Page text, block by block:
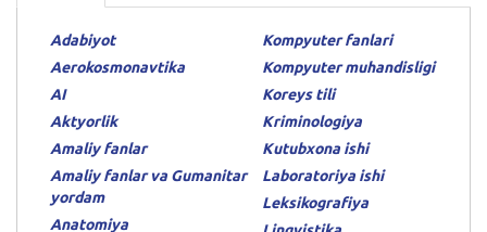
Adabiyot
Aerokosmonavtika
AI
Aktyorlik
Amaliy fanlar
Amaliy fanlar va Gumanitar
yordam
Anatomiya
Kompyuter fanlari
Kompyuter muhandisligi
Koreys tili
Kriminologiya
Kutubxona ishi
Laboratoriya ishi
Leksikografiya